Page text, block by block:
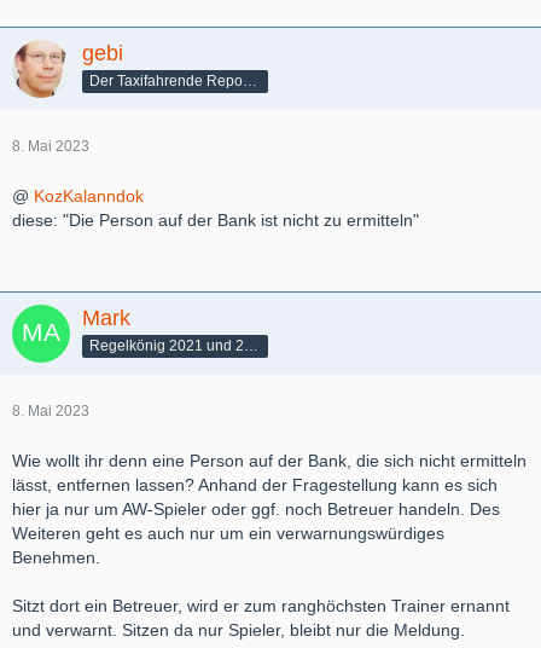
gebi
8. Mai 2023
@ KozKalanndok
diese: "Die Person auf der Bank ist nicht zu ermitteln"
Mark
8. Mai 2023
Wie wollt ihr denn eine Person auf der Bank, die sich nicht ermitteln
lässt, entfernen lassen?Anhand der Fragestellung kann es sich
hier ja nur um AW-Spieler oder ggf. noch Betreuer handeln. Des
Weiteren geht es auch nur um ein verwarnungswürdiges
Benehmen.
Sitzt dort ein Betreuer, wird er zum ranghöchsten Trainer ernannt
und verwarnt. Sitzen da nur Spieler, bleibt nur die Meldung.